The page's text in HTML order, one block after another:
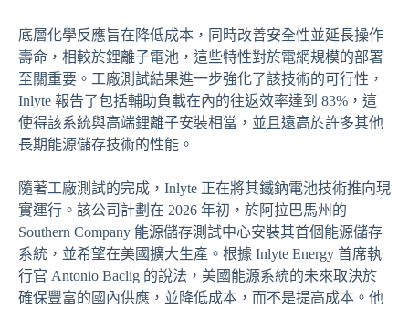
底層化學反應旨在降低成本，同時改善安全性並延長操作
壽命，相較於鋰離子電池，這些特性對於電網規模的部署
至關重要。工廠測試結果進一步強化了該技術的可行性，
Inlyte 報告了包括輔助負載在內的往返效率達到 83%，這
使得該系統與高端鋰離子安裝相當，並且遠高於許多其他
長期能源儲存技術的性能。
隨著工廠測試的完成，Inlyte 正在將其鐵鈉電池技術推向現
實運行。該公司計劃在 2026 年初，於阿拉巴馬州的
Southern Company 能源儲存測試中心安裝其首個能源儲存
系統，並希望在美國擴大生產。根據 Inlyte Energy 首席執
行官 Antonio Baclig 的說法，美國能源系統的未來取決於
確保豐富的國內供應，並降低成本，而不是提高成本。他